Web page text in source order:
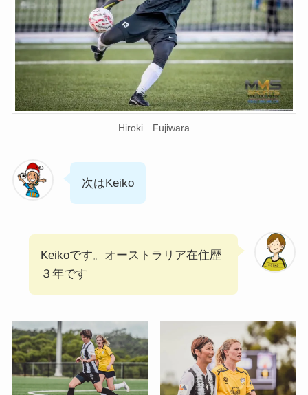
Hiroki Fujiwara
次はKeiko
Keikoです。オーストラリア在住歴
３年です